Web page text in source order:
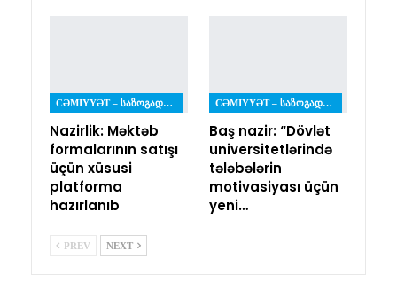
CƏMIYYƏT – ᲡᲐᲖᲝᲒᲐᲓᲝᲔᲑᲐ
Nazirlik: Məktəb
formalarının satışı
üçün xüsusi
platforma
hazırlanıb
CƏMIYYƏT – ᲡᲐᲖᲝᲒᲐᲓᲝᲔᲑᲐ
Baş nazir: “Dövlət
universitetlərində
tələbələrin
motivasiyası üçün
yeni…
PREV NEXT